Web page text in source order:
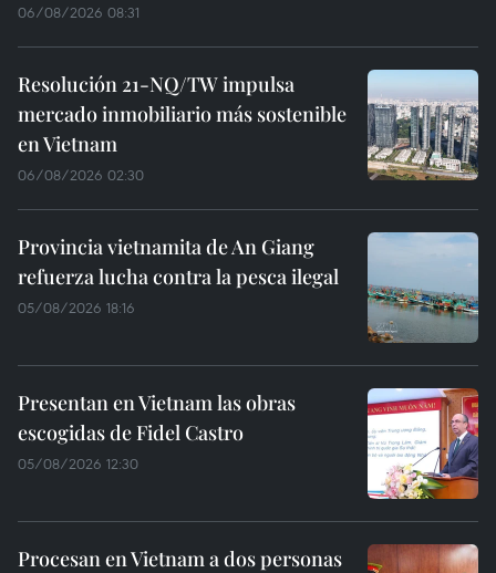
06/08/2026 08:31
Resolución 21-NQ/TW impulsa
mercado inmobiliario más sostenible
en Vietnam
06/08/2026 02:30
Provincia vietnamita de An Giang
refuerza lucha contra la pesca ilegal
05/08/2026 18:16
Presentan en Vietnam las obras
escogidas de Fidel Castro
05/08/2026 12:30
Procesan en Vietnam a dos personas